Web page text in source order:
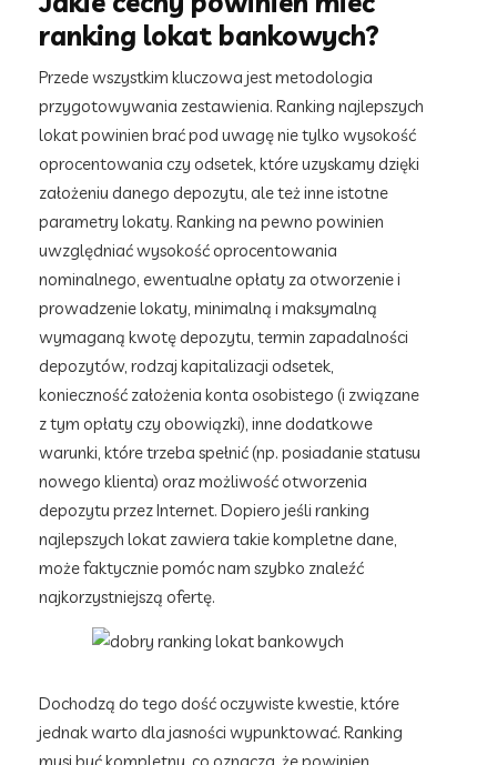
ranking lokat bankowych?
Przede wszystkim kluczowa jest metodologia
przygotowywania zestawienia. Ranking najlepszych
lokat powinien brać pod uwagę nie tylko wysokość
oprocentowania czy odsetek, które uzyskamy dzięki
założeniu danego depozytu, ale też inne istotne
parametry lokaty. Ranking na pewno powinien
uwzględniać wysokość oprocentowania
nominalnego, ewentualne opłaty za otworzenie i
prowadzenie lokaty, minimalną i maksymalną
wymaganą kwotę depozytu, termin zapadalności
depozytów, rodzaj kapitalizacji odsetek,
konieczność założenia konta osobistego (i związane
z tym opłaty czy obowiązki), inne dodatkowe
warunki, które trzeba spełnić (np. posiadanie statusu
nowego klienta) oraz możliwość otworzenia
depozytu przez Internet. Dopiero jeśli ranking
najlepszych lokat zawiera takie kompletne dane,
może faktycznie pomóc nam szybko znaleźć
najkorzystniejszą ofertę.
Dochodzą do tego dość oczywiste kwestie, które
jednak warto dla jasności wypunktować. Ranking